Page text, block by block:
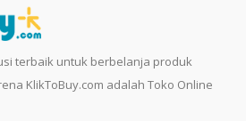
terbaik untuk berbelanja produk
KlikToBuy.com adalah Toko Online